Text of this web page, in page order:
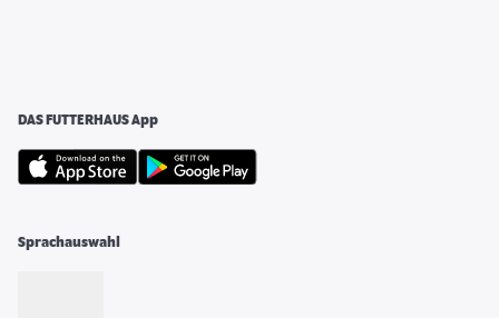
DAS FUTTERHAUS App
Sprachauswahl